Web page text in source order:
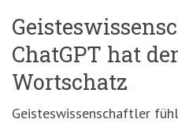
ChatGPT hat
Wortschatz
Geisteswissenschaftler